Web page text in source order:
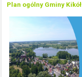
Plan ogólny Gminy Kikół